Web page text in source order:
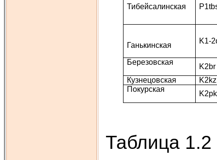
Тибейсалинская
Ганькинская
K1-
Березовская
K2br
Кузнецовская
K2kz
Покурская
K2pk
Таблица 1.2